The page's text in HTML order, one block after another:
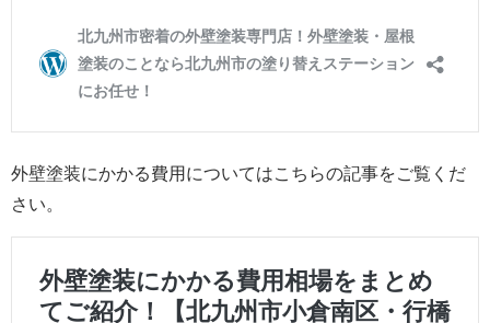
外壁塗装にかかる費用についてはこちらの記事をご覧くだ
さい。